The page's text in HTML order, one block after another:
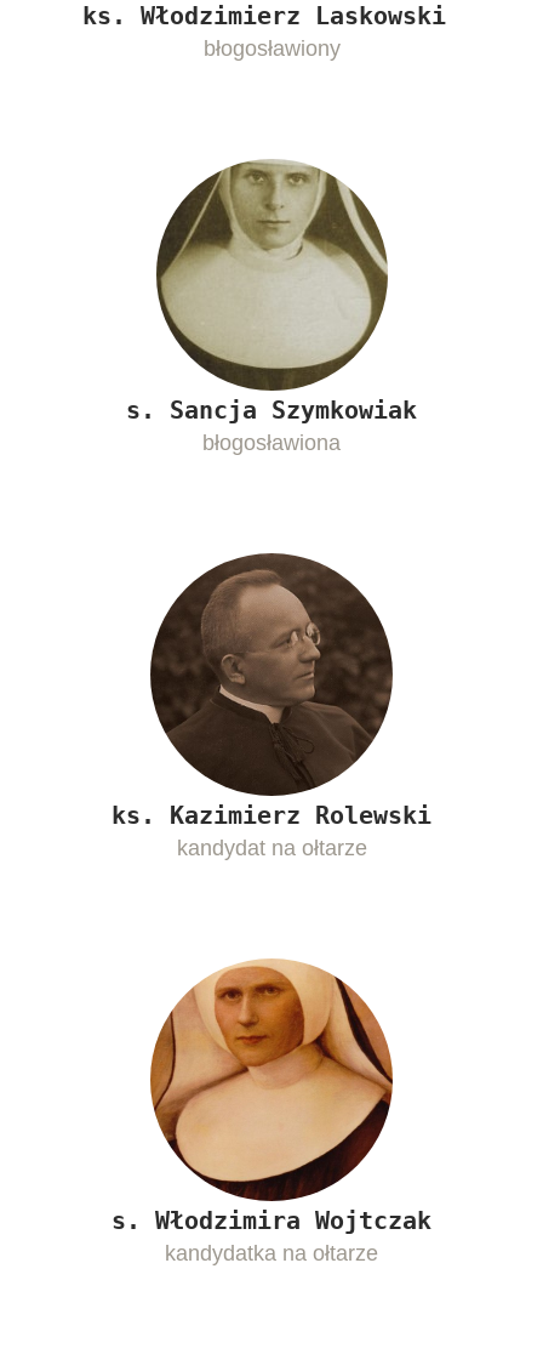
ks. Włodzimierz Laskowski
błogosławiony
s. Sancja Szymkowiak
błogosławiona
ks. Kazimierz Rolewski
kandydat na ołtarze
s. Włodzimira Wojtczak
kandydatka na ołtarze